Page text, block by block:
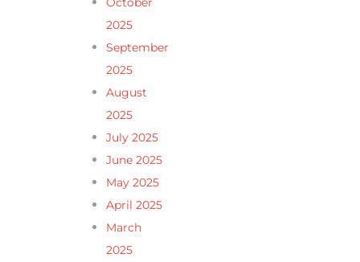
2025
September
2025
August
2025
July 2025
June 2025
May 2025
April 2025
March
2025